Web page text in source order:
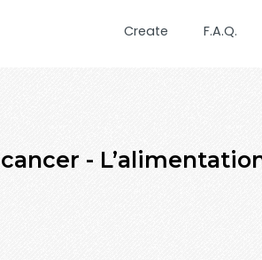
Create F.A.Q.
-